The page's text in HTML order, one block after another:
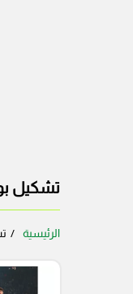
تشكيل
الرئيسية